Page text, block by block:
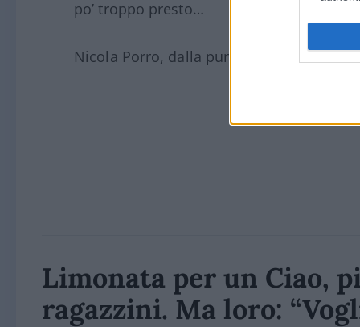
po’ troppo presto…
Nicola Porro, dalla puntata di Stasera
Limonata per un Ciao,
ragazzini. Ma loro: